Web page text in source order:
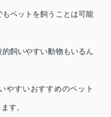
ペットを飼うことは可能
飼いやすい動物もいるん
やすいおすすめのペット
す。